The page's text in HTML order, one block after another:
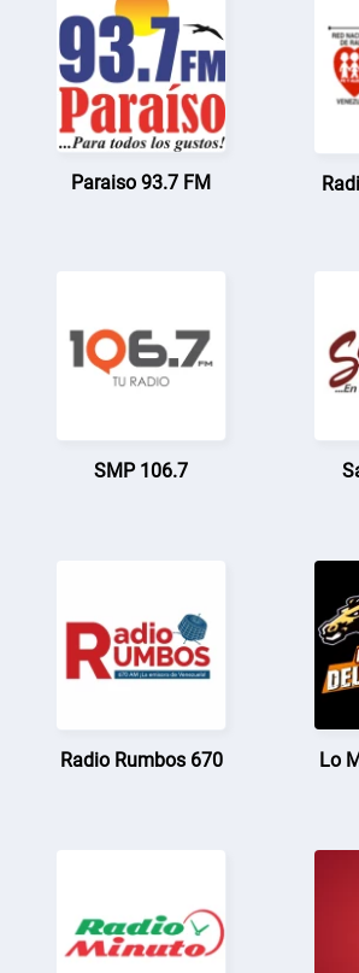
Paraiso 93.7 FM
SMP 106.7
Radio Rumbos 670 Lo